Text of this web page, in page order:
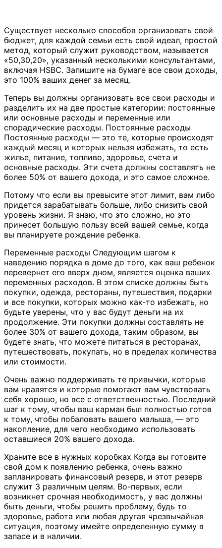
Существует несколько способов организовать свой
бюджет, для каждой семьи есть свой идеал, простой
метод, который служит руководством, называется
«50,30,20», указанный несколькими консультантами,
включая HSBC. Запишите на бумаге все свои доходы,
это 100% ваших денег за месяц.
Теперь вы должны организовать все свои расходы и
разделить их на две простые категории: постоянные
или основные расходы и переменные или
спорадические расходы. Постоянные расходы
Постоянные расходы — это те, которые происходят
каждый месяц и которых нельзя избежать, то есть
жилье, питание, топливо, здоровье, счета и
основные расходы. Эти счета должны составлять не
более 50% от вашего дохода, и это самое сложное.
Потому что если вы превысите этот лимит, вам либо
придется зарабатывать больше, либо снизить свой
уровень жизни. Я знаю, что это сложно, но это
принесет большую пользу всей вашей семье, когда
вы планируете рождение ребенка.
Переменные расходы Следующим шагом к
наведению порядка в доме до того, как ваш ребенок
перевернет его вверх дном, является оценка ваших
переменных расходов. В этом списке должны быть
покупки, одежда, рестораны, путешествия, подарки
и все покупки, которых можно как-то избежать, но
будьте уверены, что у вас будут деньги на их
продолжение. Эти покупки должны составлять не
более 30% от вашего дохода, таким образом, вы
будете знать, что можете питаться в ресторанах,
путешествовать, покупать, но в пределах количества
или стоимости.
Очень важно поддерживать те привычки, которые
вам нравятся и которые помогают вам чувствовать
себя хорошо, но все с ответственностью. Последний
шаг к тому, чтобы ваш карман был полностью готов
к тому, чтобы побаловать вашего малыша, — это
накопление, для чего необходимо использовать
оставшиеся 20% вашего дохода.
Храните все в нужных коробках Когда вы готовите
свой дом к появлению ребенка, очень важно
запланировать финансовый резерв, и этот резерв
служит 3 различным целям. Во-первых, если
возникнет срочная необходимость, у вас должны
быть деньги, чтобы решить проблему, будь то
здоровье, работа или любая другая чрезвычайная
ситуация, поэтому имейте определенную сумму в
запасе и в наличии.